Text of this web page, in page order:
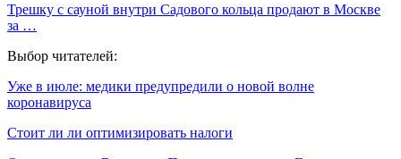
Трешку с сауной внутри Садового кольца продают в Москве
за …
Выбор читателей:
Уже в июле: медики предупредили о новой волне
коронавируса
Стоит ли ли оптимизировать налоги